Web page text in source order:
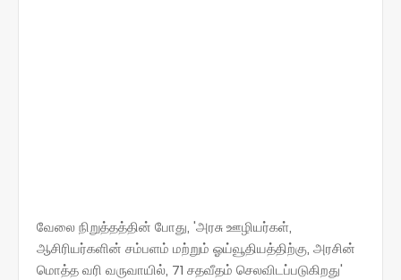
வேலை நிறுத்தத்தின் போது, 'அரசு ஊழியர்கள்,
ஆசிரியர்களின் சம்பளம் மற்றும் ஓய்வூதியத்திற்கு, அரசின்
மொத்த வரி வருவாயில், 71 சதவீதம் செலவிடப்படுகிறது'